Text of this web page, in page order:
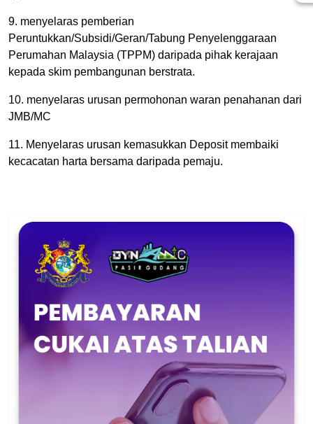
9. menyelaras pemberian
Peruntukkan/Subsidi/Geran/Tabung Penyelenggaraan
Perumahan Malaysia (TPPM) daripada pihak kerajaan
kepada skim pembangunan berstrata.
10. menyelaras urusan permohonan waran penahanan dari
JMB/MC
11. Menyelaras urusan kemasukkan Deposit membaiki
kecacatan harta bersama daripada pemaju.